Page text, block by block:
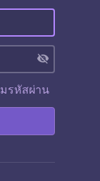
visibility_off
รหัสผ่าน